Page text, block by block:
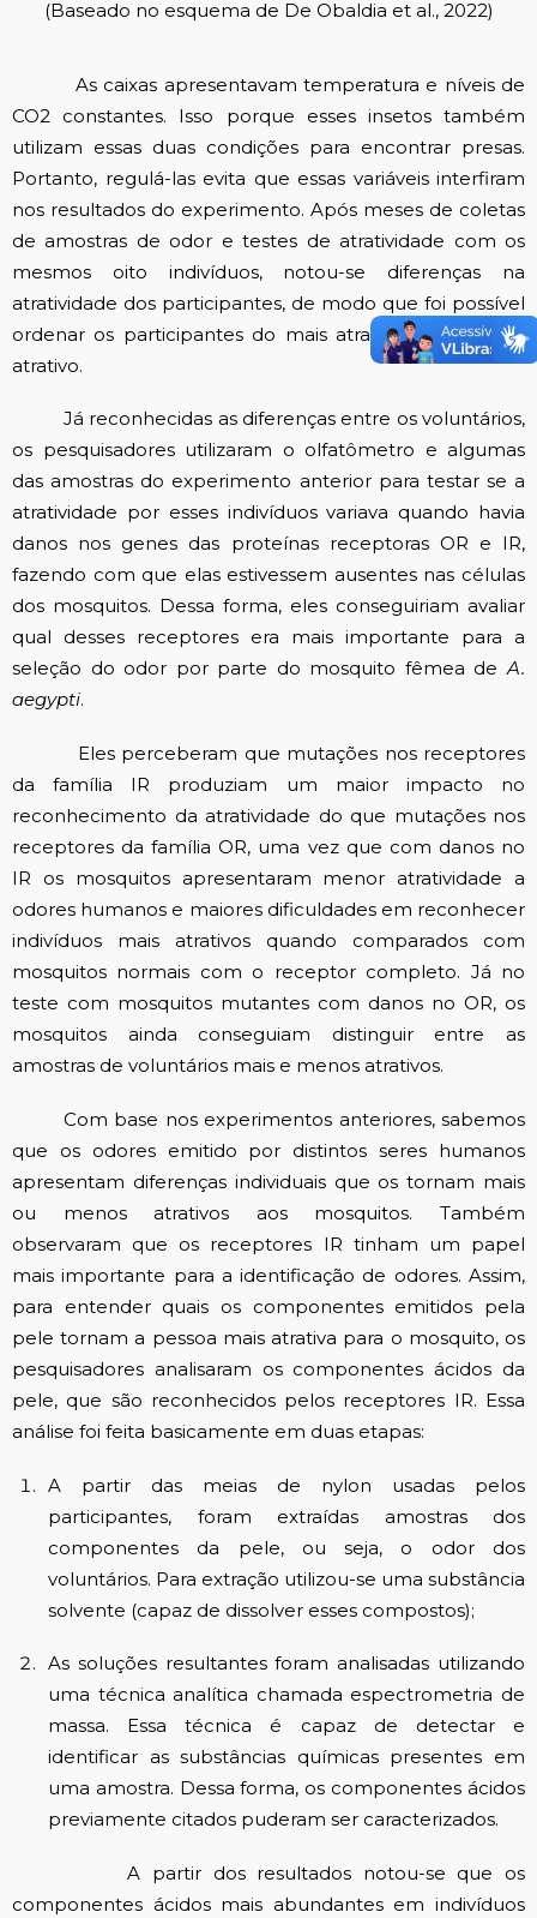
(Baseado no esquema de De Obaldia et al., 2022)
As caixas apresentavam temperatura e níveis de
CO2 constantes. Isso porque esses insetos também
utilizam essas duas condições para encontrar presas.
Portanto, regulá-las evita que essas variáveis interfiram
nos resultados do experimento. Após meses de coletas
de amostras de odor e testes de atratividade com os
mesmos oito indivíduos, notou-se diferenças na
atratividade dos participantes, de modo que foi possível
ordenar os participantes do mais atrativo para menos
atrativo.
Já reconhecidas as diferenças entre os voluntários,
os pesquisadores utilizaram o olfatômetro e algumas
das amostras do experimento anterior para testar se a
atratividade por esses indivíduos variava quando havia
danos nos genes das proteínas receptoras OR e IR,
fazendo com que elas estivessem ausentes nas células
dos mosquitos. Dessa forma, eles conseguiriam avaliar
qual desses receptores era mais importante para a
seleção do odor por parte do mosquito fêmea deA.
aegypti.
Eles perceberam que mutações nos receptores
da família IR produziam um maior impacto no
reconhecimento da atratividade do que mutações nos
receptores da família OR, uma vez que com danos no
IR os mosquitos apresentaram menor atratividade a
odores humanos e maiores dificuldades em reconhecer
indivíduos mais atrativos quando comparados com
mosquitos normais com o receptor completo. Já no
teste com mosquitos mutantes com danos no OR, os
mosquitos ainda conseguiam distinguir entre as
amostras de voluntários mais e menos atrativos.
Com base nos experimentos anteriores, sabemos
que os odores emitido por distintos seres humanos
apresentam diferenças individuais que os tornam mais
ou menos atrativos aos mosquitos. Também
observaram que os receptores IR tinham um papel
mais importante para a identificação de odores. Assim,
para entender quais os componentes emitidos pela
pele tornam a pessoa mais atrativa para o mosquito, os
pesquisadores analisaram os componentes ácidos da
pele, que são reconhecidos pelos receptores IR. Essa
análise foi feita basicamente em duas etapas:
A partir das meias de nylon usadas pelos
participantes, foram extraídas amostras dos
componentes da pele, ou seja, o odor dos
voluntários. Para extração utilizou-se uma substância
solvente (capaz de dissolver esses compostos);
As soluções resultantes foram analisadas utilizando
uma técnica analítica chamada espectrometria de
massa. Essa técnica é capaz de detectar e
identificar as substâncias químicas presentes em
uma amostra. Dessa forma, os componentes ácidos
previamente citados puderam ser caracterizados.
A partir dos resultados notou-se que os
componentes ácidos mais abundantes em indivíduos